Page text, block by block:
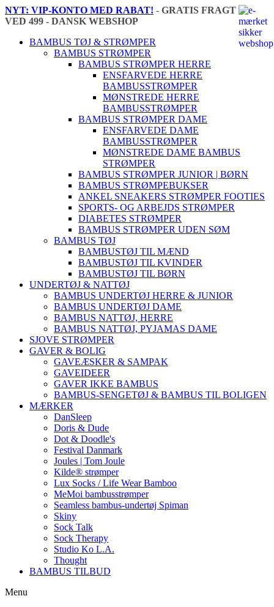
NYT: VIP-KONTO MED RABAT! - GRATIS FRAGT
VED 499 - DANSK WEBSHOP
BAMBUS TØJ & STRØMPER
BAMBUS STRØMPER
BAMBUS STRØMPER HERRE
ENSFARVEDE HERRE
BAMBUSSTRØMPER
MØNSTREDE HERRE
BAMBUSSTRØMPER
BAMBUS STRØMPER DAME
ENSFARVEDE DAME
BAMBUSSTRØMPER
MØNSTREDE DAME BAMBUS
STRØMPER
BAMBUS STRØMPER JUNIOR | BØRN
BAMBUS STRØMPEBUKSER
ANKEL SNEAKERS STRØMPER FOOTIES
SPORTS- OG ARBEJDS STRØMPER
DIABETES STRØMPER
BAMBUS STRØMPER UDEN SØM
BAMBUS TØJ
BAMBUSTØJ TIL MÆND
BAMBUSTØJ TIL KVINDER
BAMBUSTØJ TIL BØRN
UNDERTØJ & NATTØJ
BAMBUS UNDERTØJ HERRE & JUNIOR
BAMBUS UNDERTØJ DAME
BAMBUS NATTØJ, HERRE
BAMBUS NATTØJ, PYJAMAS DAME
SJOVE STRØMPER
GAVER & BOLIG
GAVEÆSKER & SAMPAK
GAVEIDEER
GAVER IKKE BAMBUS
BAMBUS-SENGETØJ & BAMBUS TIL BOLIGEN
MÆRKER
DanSleep
Doris & Dude
Dot & Doodle's
Festival Danmark
Joules | Tom Joule
Kilde® strømper
Lux Socks / Life Wear Bamboo
MeMoi bambusstrømper
Seamless bambus-undertøj Spiman
Skiny
Sock Talk
Sock Therapy
Studio Ko L.A.
Thought
BAMBUS TILBUD
Menu